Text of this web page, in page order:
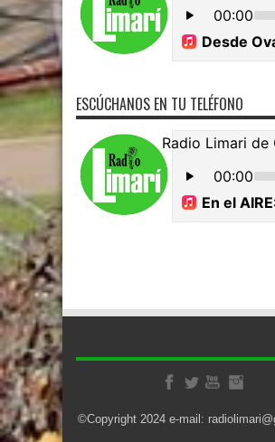
ESCÚCHANOS EN TU TELÉFONO
©Copyright 2024 e-mail: